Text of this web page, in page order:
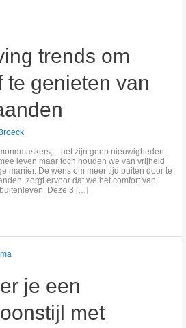
trends om
te genieten van
zijn geen nieuwigheden.
leven maar toch houden we van vrijheid
manier. De wens om meer tijd buiten door te
zorgt ervoor dat we het comfort van
Deze 3 […]
je een
met